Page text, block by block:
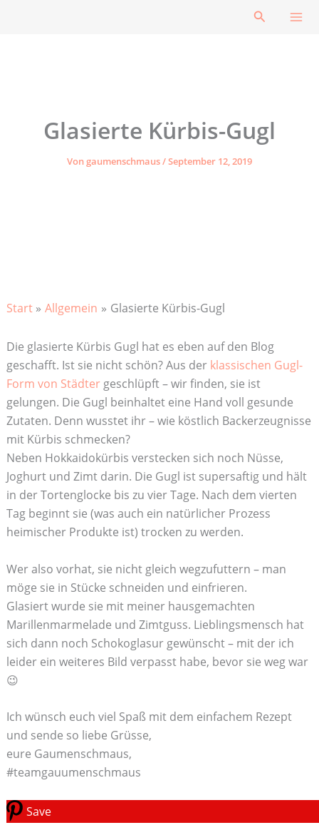
Suchen
Glasierte Kürbis-Gugl
Vongaumenschmaus/September 12, 2019
Start Allgemein Glasierte Kürbis-Gugl
Die glasierte Kürbis Gugl hat es eben auf den Blog
geschafft. Ist sie nicht schön? Aus der klassischen Gugl-
Form von Städtergeschlüpft – wir finden, sie ist
gelungen. Die Gugl beinhaltet eine Hand voll gesunde
Zutaten. Denn wusstet ihr – wie köstlich Backerzeugnisse
mit Kürbis schmecken?
Neben Hokkaidokürbis verstecken sich noch Nüsse,
Joghurt und Zimt darin. Die Gugl ist supersaftig und hält
in der Tortenglocke bis zu vier Tage. Nach dem vierten
Tag beginnt sie (was auch ein natürlicher Prozess
heimischer Produkte ist) trocken zu werden.
Wer also vorhat, sie nicht gleich wegzufuttern – man
möge sie in Stücke schneiden und einfrieren.
Glasiert wurde sie mit meiner hausgemachten
Marillenmarmelade und Zimtguss. Lieblingsmensch hat
sich dann noch Schokoglasur gewünscht – mit der ich
leider ein weiteres Bild verpasst habe, bevor sie weg war
😉
Ich wünsch euch viel Spaß mit dem einfachem Rezept
und sende so liebe Grüsse,
eure Gaumenschmaus,
#teamgauumenschmaus
Save